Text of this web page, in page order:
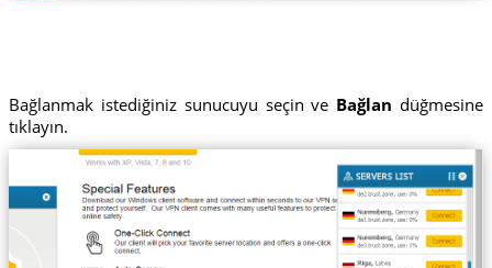
Bağlanmak istediğiniz sunucuyu seçin ve Bağlan düğmesine
tıklayın.